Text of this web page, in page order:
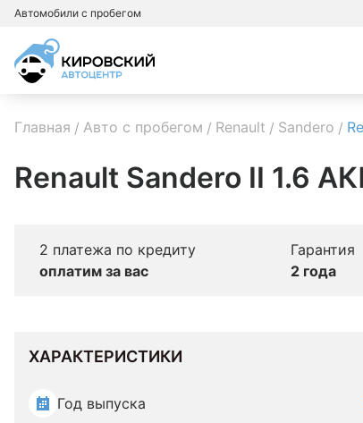
Автомобили с пробегом
Главная Авто с пробегом Renault Sandero
Renault Sandero II 1.6
2 платежа по кредиту
оплатим за вас
Гарантия
2 года
ХАРАКТЕРИСТИКИ
Год выпуска